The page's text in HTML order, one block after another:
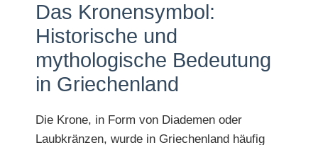
Das Kronensymbol:
Historische und
mythologische Bedeutung
in Griechenland
Die Krone, in Form von Diademen oder
Laubkränzen, wurde in Griechenland häufig